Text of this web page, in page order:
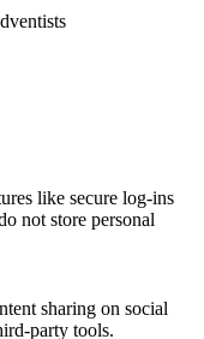
like secure log-ins
not store personal
sharing on social
party tools.